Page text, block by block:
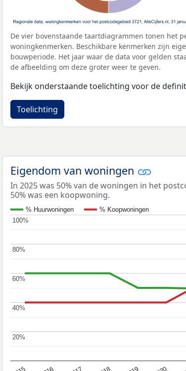
De vier bovenstaande taartdiagrammen tonen het
woningkenmerken. Beschikbare kenmerken zijn
bouwperiode. Het jaar waar de data voor gelden
de afbeelding om deze groter weer te geven.
Bekijk onderstaande toelichting voor de
Toelichting
Eigendom van woningen
In 2025 was 50% van de woningen in het
50% was een koopwoning.
% Huurwoningen % Koopwoningen
20%
20%
40%
40%
60%
60%
80%
80%
100%
100%